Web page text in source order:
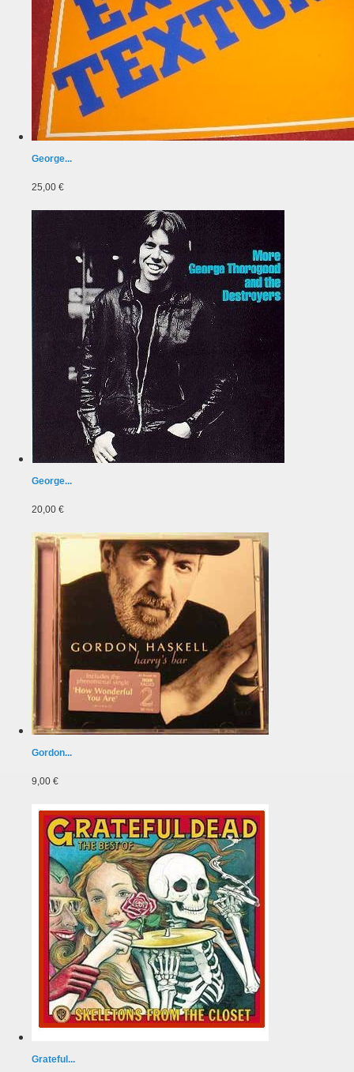
George...
25,00 €
George...
20,00 €
Gordon...
9,00 €
Grateful...